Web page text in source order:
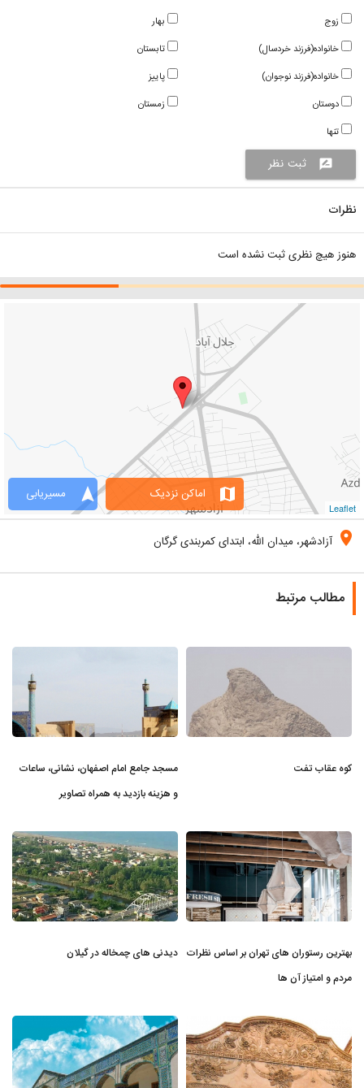
بهار
تابستان
پاییز
زمستان
زوج
خانواده(فرزند خردسال)
خانواده(فرزند نوجوان)
دوستان
تنها
rate_review ثبت نظر
نظرات
هنوز هیچ نظری ثبت نشده است
Leaflet
navigation مسیریابی map اماکن نزدیک
location_on آزادشهر، میدان الله، ابتدای کمربندی گرگان
مطالب مرتبط
کوه عقاب تفت
مسجد جامع امام اصفهان، نشانی، ساعات
و هزینه بازدید به همراه تصاویر
بهترین رستوران های تهران بر اساس نظرات
مردم و امتیاز آن ها
دیدنی های چمخاله در گیلان